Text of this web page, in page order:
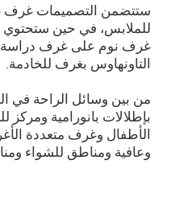
ستتضمن التصميمات
للملابس، في حين ستحتوي
غرف نوم على غرف دراسة
التاونهاوس بغرف للخادمة.
من بين وسائل الراحة في
بإطلالات بانورامية ومركز
الأطفال وغرف متعددة
وعافية ومناطق للشواء